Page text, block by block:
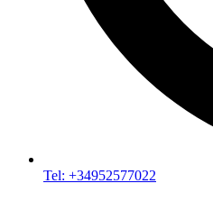
Tel: +34952577022